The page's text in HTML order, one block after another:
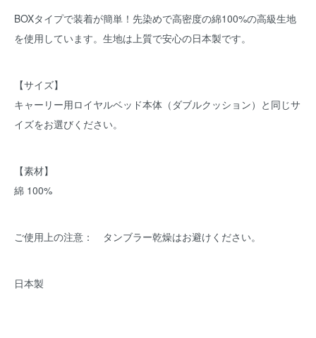
BOXタイプで装着が簡単！先染めで高密度の綿100%の高級生地
を使用しています。生地は上質で安心の日本製です。
【サイズ】
キャーリー用ロイヤルベッド本体（ダブルクッション）と同じサ
イズをお選びください。
【素材】
綿 100%
ご使用上の注意： タンブラー乾燥はお避けください。
日本製